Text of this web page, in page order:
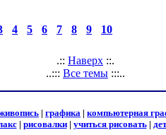
4 5 6 7 8 9 10
.:: Наверх ::.
..::: Все темы :::..
| графика | компьютерная
| рисовалки| учиться рисовать|